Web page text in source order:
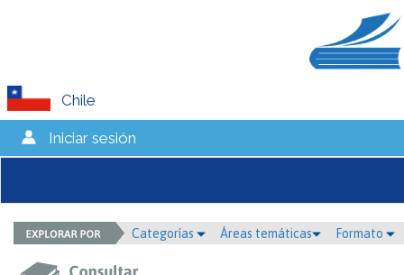
Chile
Iniciar sesión
Categorías Áreas temáticas Formato